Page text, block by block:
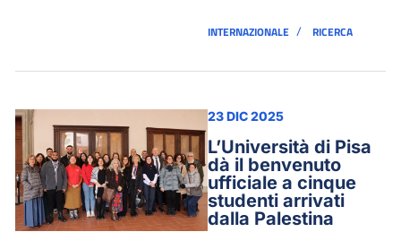
INTERNAZIONALE / RICERCA
23 DIC 2025
L’Università di Pisa
dà il benvenuto
ufficiale a cinque
studenti arrivati
dalla Palestina